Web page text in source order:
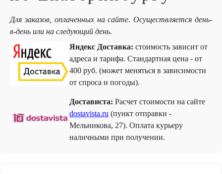
Для заказов, оплаченных на сайте. Осуществляется день-
в-день или на следующий день.
Яндекс Доставка: стоимость зависит от
адреса и тарифа. Стандартная цена - от
400 руб. (может меняться в зависимости
от спроса и погоды).
Достависта: Расчет стоимости на сайте
dostavista.ru (пункт отправки -
Мельникова, 27). Оплата курьеру
наличными при получении.